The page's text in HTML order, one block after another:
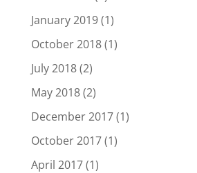
January 2019(1)
October 2018(1)
July 2018(2)
May 2018(2)
December 2017(1)
October 2017(1)
April 2017(1)